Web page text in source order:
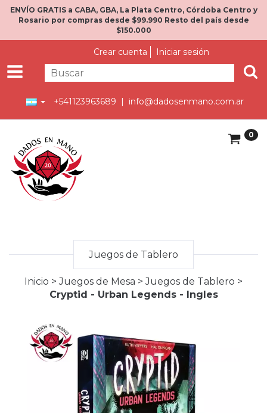
ENVÍO GRATIS a CABA, GBA, La Plata Centro, Córdoba Centro y
Rosario por compras desde $99.990 Resto del país desde
$150.000
Crear cuenta Iniciar sesión
+541123963689 | info@dadosenmano.com.ar
0
Juegos de Tablero
Inicio > Juegos de Mesa > Juegos de Tablero >
Cryptid - Urban Legends - Ingles